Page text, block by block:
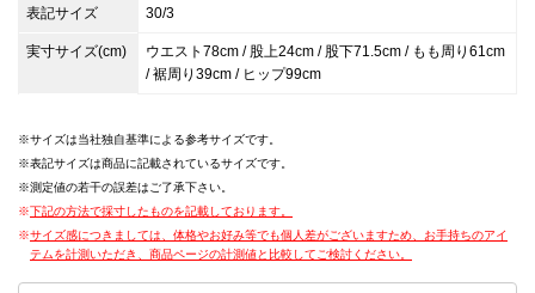
表記サイズ 30/3
実寸サイズ(cm)
ウエスト78cm / 股上24cm / 股下71.5cm / もも周り61cm
/ 裾周り39cm / ヒップ99cm
サイズは当社独自基準による参考サイズです。
表記サイズは商品に記載されているサイズです。
測定値の若干の誤差はご了承下さい。
下記の方法で採寸したものを記載しております。
サイズ感につきましては、体格やお好み等でも個人差がございますため、お手持ちのアイ
テムを計測いただき、商品ページの計測値と比較してご検討ください。